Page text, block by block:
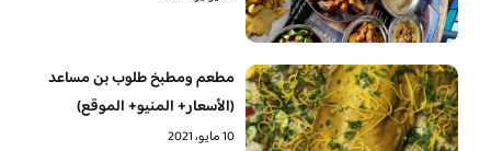
مطعم ومطبخ طلوب بن مساعد
(الأسعار+ المنيو+ الموقع)
10 مايو، 2021